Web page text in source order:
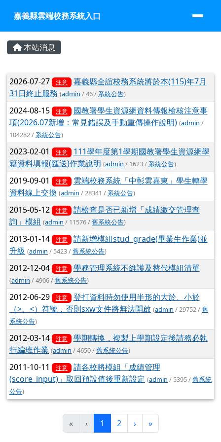
嘉義縣雲端校務系統入口
嘉義縣雲端校務系統入口
主內容區域
本站消息
文章列表
2026-07-27 注意
嘉義縣全誼校務系統將於本(115)年7月
31日終止服務 (admin / 46 / 系統公告)
2024-08-15 注意
國教署學生資源網資料傳報檢核注意事
項(2026.07新增：常見錯誤及手動重傳操作說明) (admin /
104282 / 系統公告)
2023-02-01 注意
111學年度第1學期國教署學生資源網學
籍資料填報(匯送)作業說明 (admin / 1623 / 系統公告)
2019-09-01 注意
雲端校務系統「中彰雲嘉東」學生轉學
資料線上交換 (admin / 28341 / 系統公告)
2015-05-12 注意
請檢查是否已新增「成績繳交管理查
詢」模組 (admin / 11576 /舊系統公告)
2013-01-14 注意
請新增模組stud_grade(畢業生作業)並
升級 (admin / 5423 /舊系統公告)
2012-12-04 注意 學務管理系統不維護及替代模組清單
(admin / 4906 /舊系統公告)
2012-06-29 注意
登打資料時勿使用半形的大於、小於
（>、<）符號，否則sxw文件將無法開啟 (admin / 29752 /舊
系統公告)
2012-03-14 注意
學期轉換，複製上學期設定後請務必執
行編班作業 (admin / 4650 /舊系統公告)
2011-10-11 注意
請各校將模組「成績管理
(score_input)」取回預設值後重新設定 (admin / 5395 /舊系統
公告)
« ‹ 1 (目前頁次)
2 ›下一頁
»最後頁
頁尾區域